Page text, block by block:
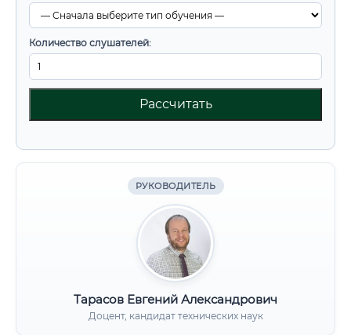
Количество слушателей:
Рассчитать
РУКОВОДИТЕЛЬ
Тарасов Евгений Александрович
Доцент, кандидат технических наук